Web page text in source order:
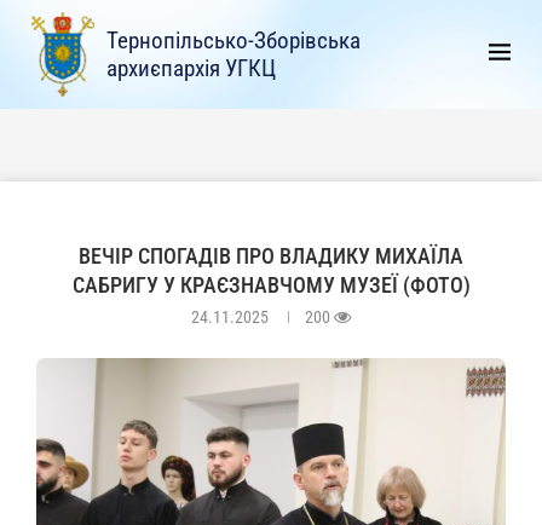
Тернопільсько-Зборівська
архиєпархія УГКЦ
ВЕЧІР СПОГАДІВ ПРО ВЛАДИКУ МИХАЇЛА
САБРИГУ У КРАЄЗНАВЧОМУ МУЗЕЇ (ФОТО)
24.11.2025 200